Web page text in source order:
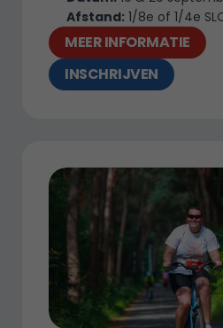
Afstand: 1/8e of 1/4e
MEER INFORMATIE
INSCHRIJVEN